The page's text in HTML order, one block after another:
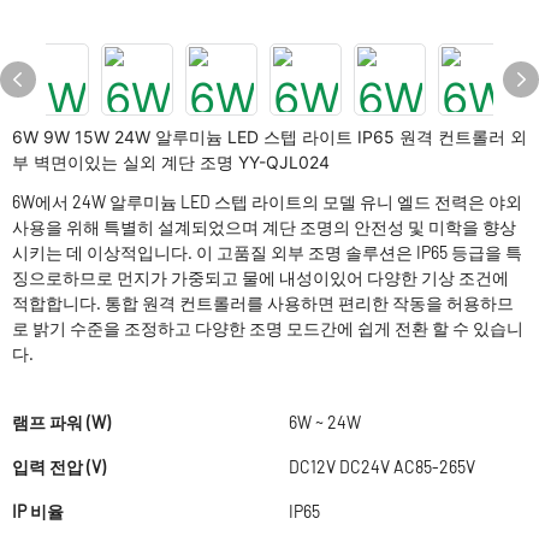
6W 9W 15W 24W 알루미늄 LED 스텝 라이트 IP65 원격 컨트롤러 외
부 벽면이있는 실외 계단 조명 YY-QJL024
6W에서 24W 알루미늄 LED 스텝 라이트의 모델 유니 엘드 전력은 야외
사용을 위해 특별히 설계되었으며 계단 조명의 안전성 및 미학을 향상
시키는 데 이상적입니다. 이 고품질 외부 조명 솔루션은 IP65 등급을 특
징으로하므로 먼지가 가중되고 물에 내성이있어 다양한 기상 조건에
적합합니다. 통합 원격 컨트롤러를 사용하면 편리한 작동을 허용하므
로 밝기 수준을 조정하고 다양한 조명 모드간에 쉽게 전환 할 수 있습니
다.
램프 파워 (W) 6W ~ 24W
입력 전압 (V) DC12V DC24V AC85-265V
IP 비율 IP65